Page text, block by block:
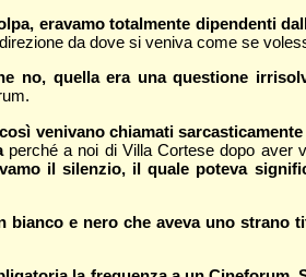
eravamo totalmente dipendenti
da dove si veniva come se
no, quella era una questione
venivano chiamati
perché a noi di Villa Cortese dopo aver
il silenzio, il quale poteva
e nero che aveva uno strano